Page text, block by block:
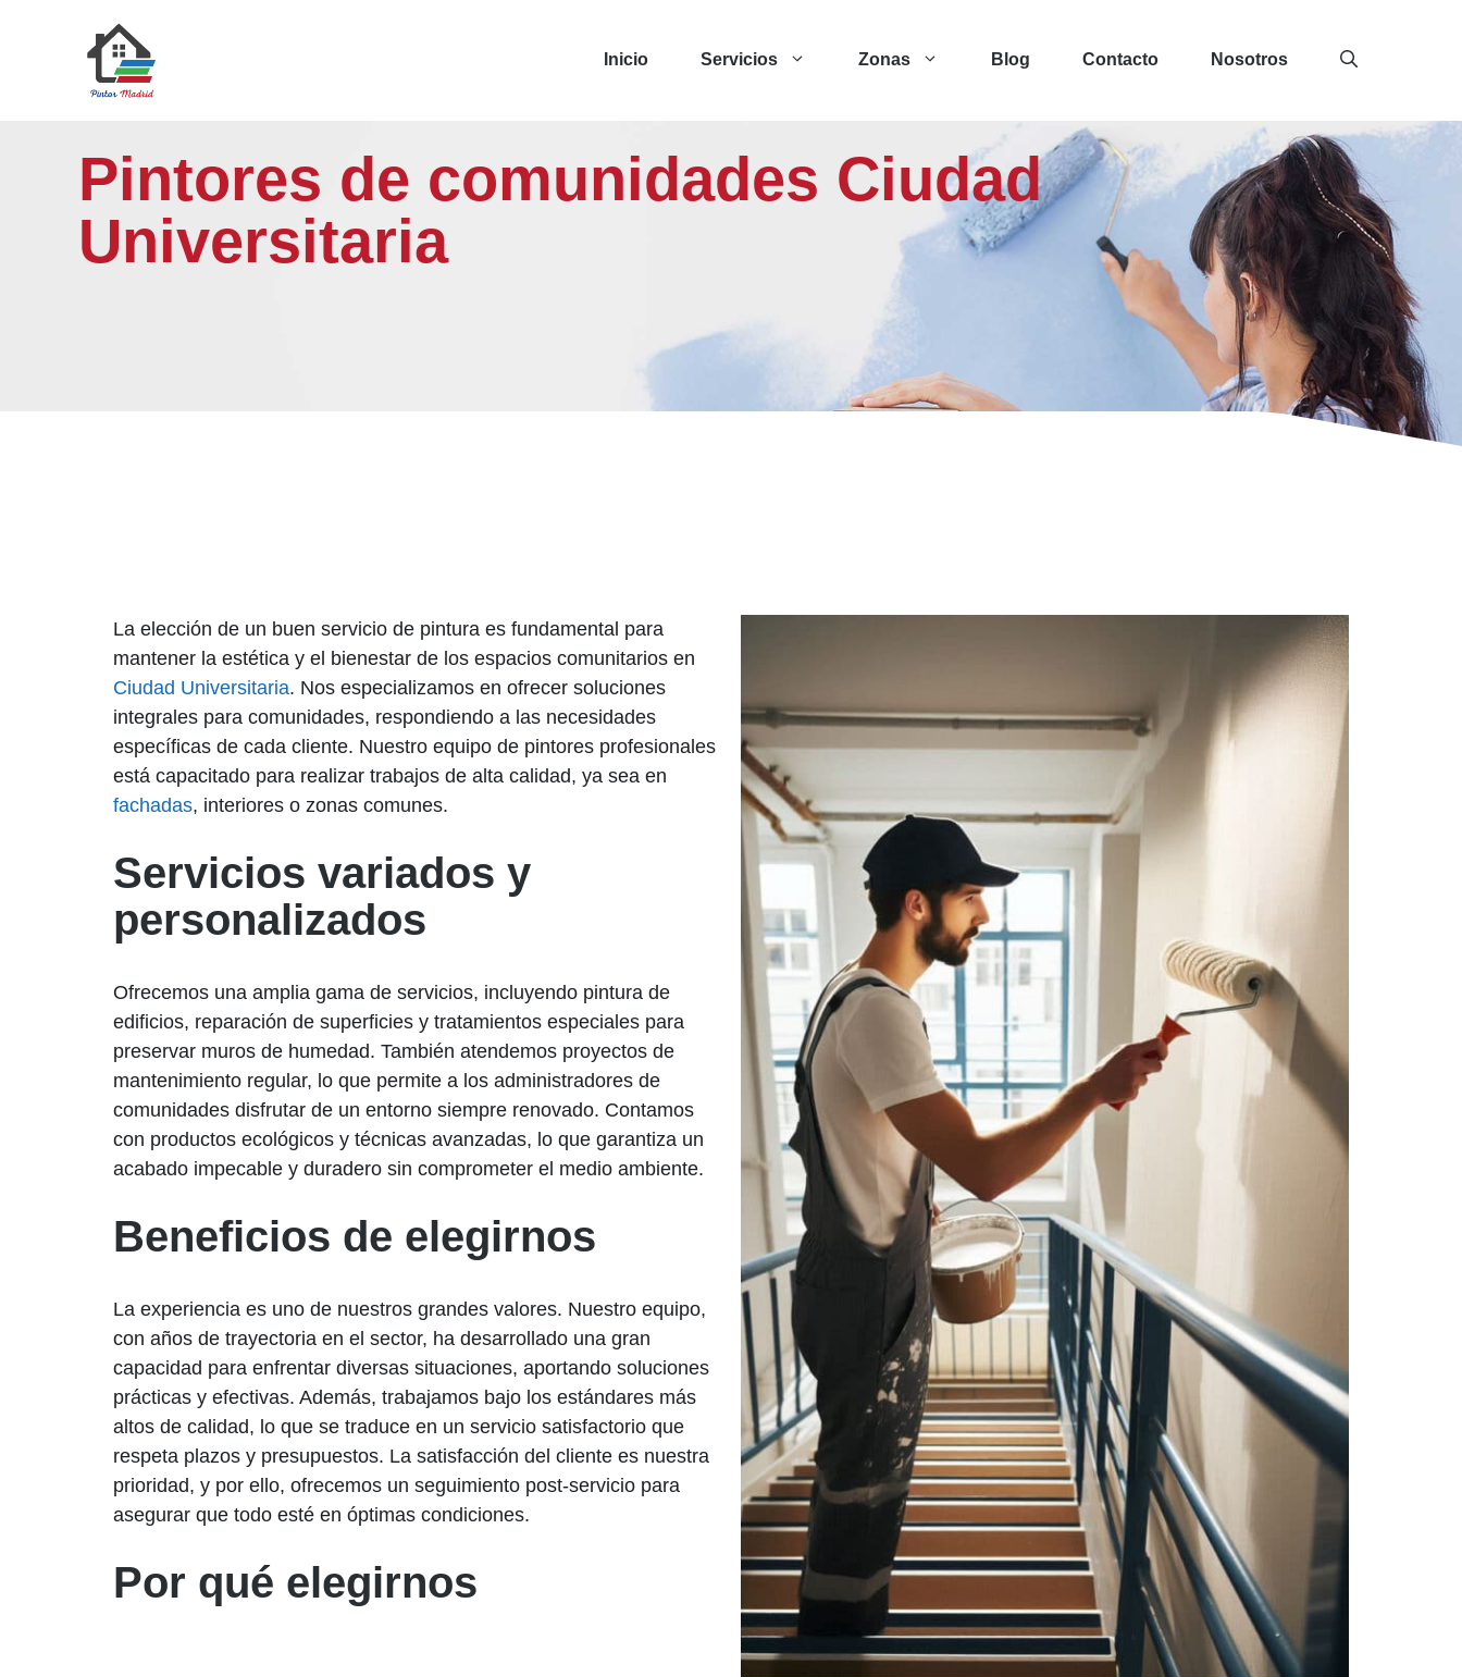
Inicio Servicios Zonas Blog Contacto Nosotros
Pintores de comunidades Ciudad
Universitaria
La elección de un buen servicio de pintura es fundamental para
mantener la estética y el bienestar de los espacios comunitarios en
Ciudad Universitaria. Nos especializamos en ofrecer soluciones
integrales para comunidades, respondiendo a las necesidades
específicas de cada cliente. Nuestro equipo de pintores profesionales
está capacitado para realizar trabajos de alta calidad, ya sea en
fachadas, interiores o zonas comunes.
Servicios variados y
personalizados
Ofrecemos una amplia gama de servicios, incluyendo pintura de
edificios, reparación de superficies y tratamientos especiales para
preservar muros de humedad. También atendemos proyectos de
mantenimiento regular, lo que permite a los administradores de
comunidades disfrutar de un entorno siempre renovado. Contamos
con productos ecológicos y técnicas avanzadas, lo que garantiza un
acabado impecable y duradero sin comprometer el medio ambiente.
Beneficios de elegirnos
La experiencia es uno de nuestros grandes valores. Nuestro equipo,
con años de trayectoria en el sector, ha desarrollado una gran
capacidad para enfrentar diversas situaciones, aportando soluciones
prácticas y efectivas. Además, trabajamos bajo los estándares más
altos de calidad, lo que se traduce en un servicio satisfactorio que
respeta plazos y presupuestos. La satisfacción del cliente es nuestra
prioridad, y por ello, ofrecemos un seguimiento post-servicio para
asegurar que todo esté en óptimas condiciones.
Por qué elegirnos